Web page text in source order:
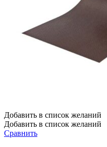
Добавить в список желаний
Добавить в список желаний
Сравнить